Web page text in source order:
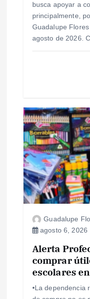
busca apoyar a
principalmente,
Guadalupe
agosto de 2026.
Guadalupe
agosto 6, 2026
Alerta
comprar
escolares
•La dependencia